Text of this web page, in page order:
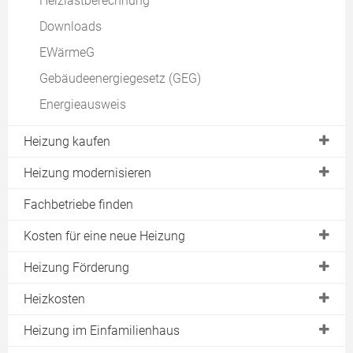
Downloads
EWärmeG
Gebäudeenergiegesetz (GEG)
Energieausweis
Heizung kaufen
BAFA Zuschuss
Kesseltauschbonus
Wartungsvertrag
Günstigste Heizung
APEE
Heizung modernisieren
Heizungssanierung
Solare Nachrüstung
Heizrohre isolieren
Heizung entlüften
Fachbetriebe finden
Kosten für eine neue Heizung
Pelletheizung Kosten
Holzheizung Kosten
Heizung Förderung
Renewable Ready
Individueller Sanierungsfahrplan (iSFP)
Heizkosten
Heizkosten im Durchschnitt
Heizung im Einfamilienhaus